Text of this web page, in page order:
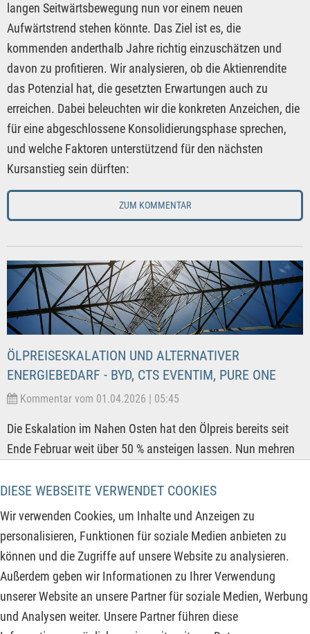
DIESE WEBSEITE VERWENDET COOKIES
Wir verwenden Cookies, um Inhalte und Anzeigen zu
personalisieren, Funktionen für soziale Medien anbieten zu
können und die Zugriffe auf unsere Website zu analysieren.
Außerdem geben wir Informationen zu Ihrer Verwendung
unserer Website an unsere Partner für soziale Medien, Werbung
und Analysen weiter. Unsere Partner führen diese
langen Seitwärtsbewegung nun vor einem neuen
Aufwärtstrend stehen könnte. Das Ziel ist es, die
kommenden anderthalb Jahre richtig einzuschätzen und
davon zu profitieren. Wir analysieren, ob die Aktienrendite
das Potenzial hat, die gesetzten Erwartungen auch zu
erreichen. Dabei beleuchten wir die konkreten Anzeichen, die
für eine abgeschlossene Konsolidierungsphase sprechen,
und welche Faktoren unterstützend für den nächsten
Kursanstieg sein dürften:
ZUM KOMMENTAR
ÖLPREISESKALATION UND ALTERNATIVER
ENERGIEBEDARF - BYD, CTS EVENTIM, PURE ONE
Kommentar vom 01.04.2026 | 05:45
Die Eskalation im Nahen Osten hat den Ölpreis bereits seit
Ende Februar weit über 50 % ansteigen lassen. Nun mehren
Luftlandeeinheiten im Iran. Ein Indiz dafür ist der
Marschbefehl und die Verlegung von tausenden US-
Fallschirmjägern in die Nahost-Region. Das hat nicht nur das
Potenzial von noch einmal 50 - 100 % Ölpreisanstieg für die
Welt, sondern es besteht auch die Möglichkeit eines
nächsten Vietnam für die US-Armee und einer weiteren
Spaltung der US-Bevölkerung.